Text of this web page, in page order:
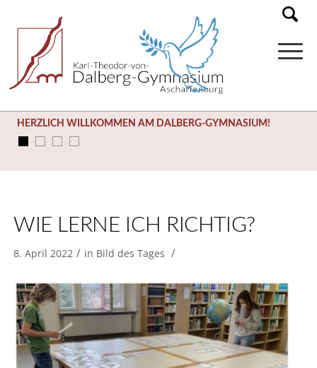
HERZLICH WILLKOMMEN AM DALBERG-GYMNASIUM!
WIE LERNE ICH RICHTIG?
8. April 2022 / in Bild des Tages /